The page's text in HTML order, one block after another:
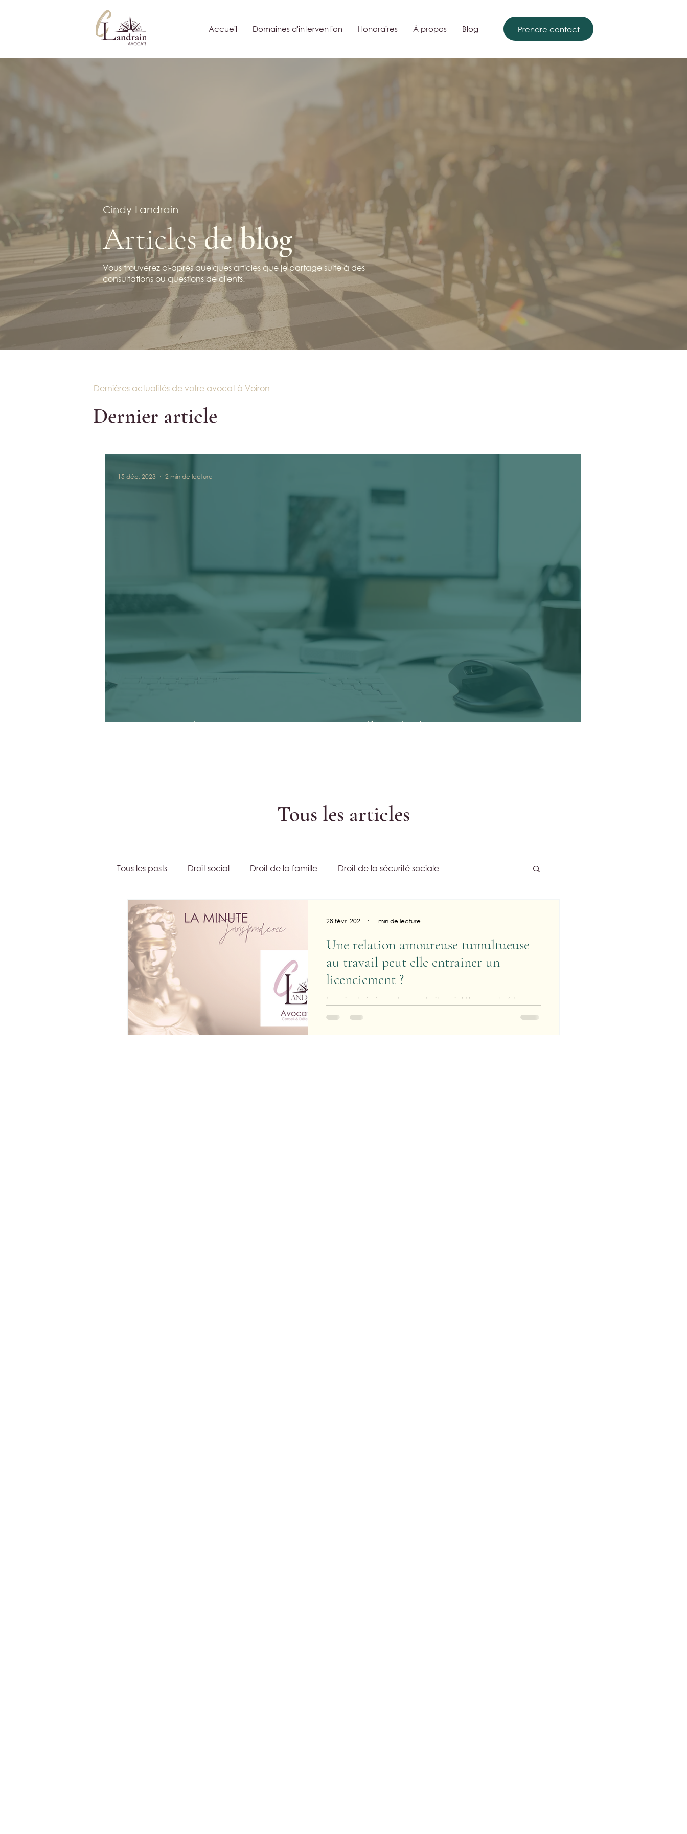
Accueil Domaines d'intervention Honoraires À propos Blog Prendre contact
Cindy Landrain
Articlesde blog
Vous trouverez ci-après quelques articles que je partage suite à des
consultations ou questions de clients.
Dernières actualités de votre avocat à Voiron
Dernier article
Peut-on conclure une rupture conventionnelle malgré un conflit?
15 déc. 2023 2 min de lecture
Tous les articles
Tous les posts Droit social Droit de la famille Droit de la sécurité sociale
Une relation amoureuse tumultueuse
au travail peut elle entrainer un
licenciement ?
La minute jurisprudence droit social Un couple (des
collègues de travail) met fin à sa relation. Mais le
28 févr. 2021 1 min de lecture